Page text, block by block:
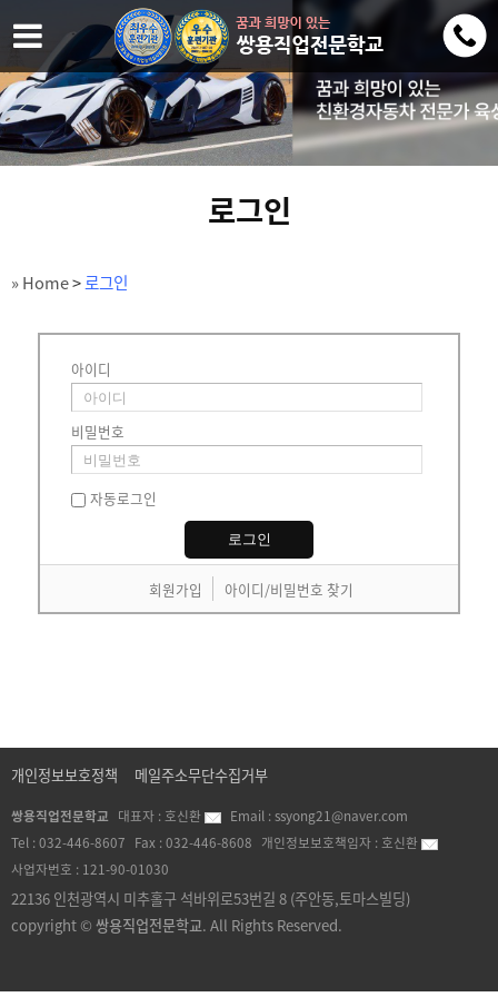
로그인
» Home>로그인
아이디
비밀번호
자동로그인
회원가입 아이디/비밀번호 찾기
개인정보보호정책 메일주소무단수집거부
쌍용직업전문학교 대표자 :호신환 Email :ssyong21@naver.com
Tel :032-446-8607 Fax :032-446-8608 개인정보보호책임자 :호신환
사업자번호 : 121-90-01030
22136 인천광역시 미추홀구 석바위로53번길 8 (주안동,토마스빌딩)
copyright © 쌍용직업전문학교. All Rights Reserved.